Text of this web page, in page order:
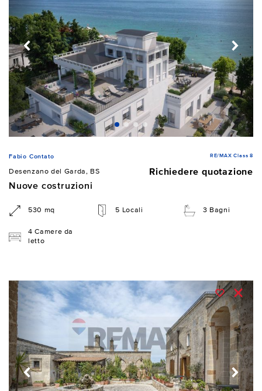
Fabio Contato RE/MAX Class 8
Desenzano del Garda, BS
Richiedere quotazione
Nuove costruzioni
530 mq 5 Locali 3 Bagni
4 Camere da
letto